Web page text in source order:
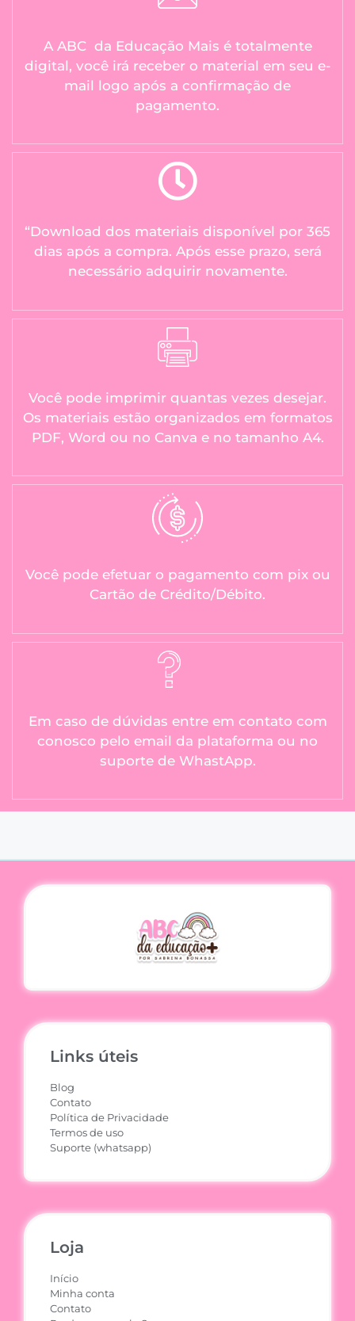
A ABC da Educação Mais é totalmente
digital, você irá receber o material em seu e-
mail logo após a confirmação de
pagamento.
“Download dos materiais disponível por 365
dias após a compra. Após esse prazo, será
necessário adquirir novamente.
Você pode imprimir quantas vezes desejar.
Os materiais estão organizados em formatos
PDF, Word ou no Canva e no tamanho A4.
Você pode efetuar o pagamento com pix ou
Cartão de Crédito/Débito.
Em caso de dúvidas entre em contato com
conosco pelo email da plataforma ou no
suporte de WhastApp.
Links úteis
Blog
Contato
Política de Privacidade
Termos de uso
Suporte (whatsapp)
Loja
Início
Minha conta
Contato